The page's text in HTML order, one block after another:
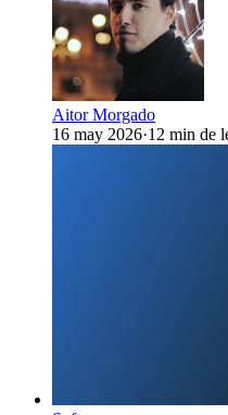
Aitor Morgado
16 may 2026·12 min de